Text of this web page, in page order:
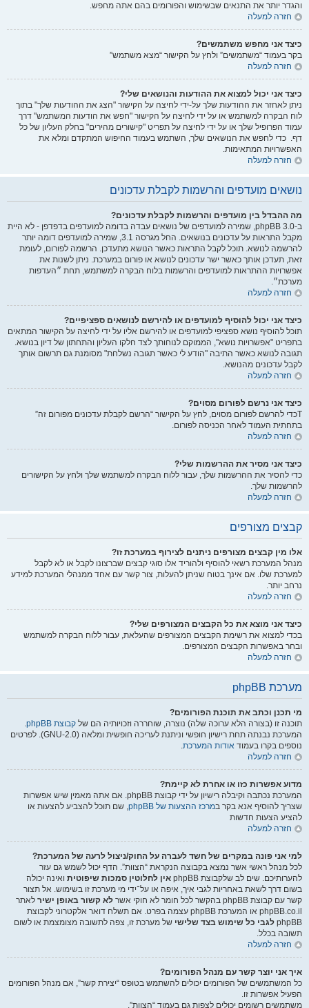
והגדר יותר את התנאים שבשימוש והפורומים בהם אתה מחפש.
חזרה למעלה
כיצד אני מחפש משתמשים?
בקר בעמוד “משתמשים” ולחץ על הקישור “מצא משתמש”
חזרה למעלה
כיצד אני יכול למצוא את ההודעות והנושאים שלי?
ניתן לאחזר את ההודעות שלך על-ידי לחיצה על הקישור "הצג את ההודעות שלך" בתוך
לוח הבקרה למשתמש או על ידי לחיצה על הקישור "חפש את הודעות המשתמש" דרך
עמוד הפרופיל שלך או על ידי לחיצה על תפריט "קישורים מהירים" בחלק העליון של כל
דף. כדי לחפש את הנושאים שלך, השתמש בעמוד החיפוש המתקדם ומלא את
האפשרויות המתאימות.
חזרה למעלה
נושאים מועדפים והרשמות לקבלת עדכונים
מה ההבדל בין מועדפים והרשמות לקבלת עדכונים?
ב-phpBB 3.0, שמירה למועדפים של נושאים עבדה בדומה למועדפים בדפדפן - לא היית
מקבל התראות על עדכונים בנושאים. החל מגרסה 3.1, שמירה למועדפים דומה יותר
להרשמה לנושא. תוכל לקבל התראות כאשר הנושא מתעדכן. הרשמה לפורום, לעומת
זאת, תעדכן אותך כאשר ישר עדכונים לנושא או פורום במערכת. ניתן לשנות את
אפשרויות ההתראות למועדפים והרשמות בלוח הבקרה למשתמש, תחת ״העדפות
מערכת״.
חזרה למעלה
כיצד אני יכול להוסיף למועדפים או להירשם לנושאים ספציפיים?
תוכל להוסיף נושא ספציפי למועדפים או להירשם אליו על ידי לחיצה על הקישור המתאים
בתפריט "אפשרויות נושא", הממוקם לנוחותך לצד חלקו העליון והתחתון של דיון בנושא.
תגובה לנושא כאשר התיבה "הודע לי כאשר תגובה נשלחת" מסומנת גם תרשום אותך
לקבל עדכונים מהנושא.
חזרה למעלה
כיצד אני נרשם לפורום מסוים?
Tכדי להרשם לפורום מסוים, לחץ על הקישור “הרשם לקבלת עדכונים מפורום זה”
בתחתית העמוד לאחר הכניסה לפורום.
חזרה למעלה
כיצד אני מסיר את ההרשמות שלי?
כדי להסיר את ההרשמות שלך, עבור ללוח הבקרה למשתמש שלך ולחץ על הקישורים
להרשמות שלך.
חזרה למעלה
קבצים מצורפים
אלו מין קבצים מצורפים ניתנים לצירוף במערכת זו?
מנהל המערכת רשאי להוסיף ולהוריד אלו סוגי קבצים שברצונו לקבל או לא לקבל
למערכת שלו. אם אינך בטוח שניתן להעלות, צור קשר עם אחד ממנהלי המערכת למידע
נרחב יותר.
חזרה למעלה
כיצד אני מוצא את כל הקבצים המצורפים שלי?
בכדי למצוא את רשימת הקבצים המצורפים שהעלאת, עבור ללוח הבקרה למשתמש
ובחר באפשרות הקבצים המצורפים.
חזרה למעלה
מערכת phpBB
מי תכנן וכתב את תוכנת הפורומים?
תוכנה זו (בצורה הלא ערוכה שלה) נוצרה, שוחררה וזכויותיה הם של קבוצת phpBB
.
המערכת נבנתה תחת רישיון חופשי וניתנת לעריכה חופשית ומלאה (GNU-2.0). לפרטים
נוספים בקרו בעמוד אודות המערכת.
חזרה למעלה
מדוע אפשרות כזו או אחרת לא קיימת?
המערכת נכתבה וקיבלה רישיון על ידי קבוצת phpBB. אם אתה מאמין שיש אפשרות
שצריך להוסיף אנא בקר במרכז ההצעות של phpBB
, שם תוכל להצביע להצעות או
להציע הצעות חדשות
חזרה למעלה
למי אני פונה במקרים של חשד לעברה על החוק/ניצול לרעה של המערכת?
לכל מנהל ראשי אשר נמצא בקבוצה הנקראת “הצוות”. הדף יכול לשמש גם עזר
להערותיכם. שים לב שלקבוצת phpBB
אין לחלוטין סמכות שיפוטית ואינה יכולה
בשום דרך לשאת באחריות לגבי איך, איפה או על־ידי מי מערכת זו בשימוש. אל תצור
קשר עם קבוצת phpBB בהקשר לכל חומר לא חוקי אשר
לא קשור באופן ישיר לאתר
phpBB.co.il או המערכת phpBB עצמה בפרט. אם תשלח דואר אלקטרוני לקבוצת
phpBB לגבי כל שימוש בצד שלישי של מערכת זו, צפה לתשובה מצומצמת או לשום
תשובה בכלל.
חזרה למעלה
איך אני יוצר קשר עם מנהל הפורומים?
כל המשתמשים של הפורומים יכולים להשתמש בטופס “יצירת קשר”, אם מנהל הפורומים
הפעיל אפשרות זו.
משתמשים רשומים יכולים לצפות גם בעמוד “הצוות”.